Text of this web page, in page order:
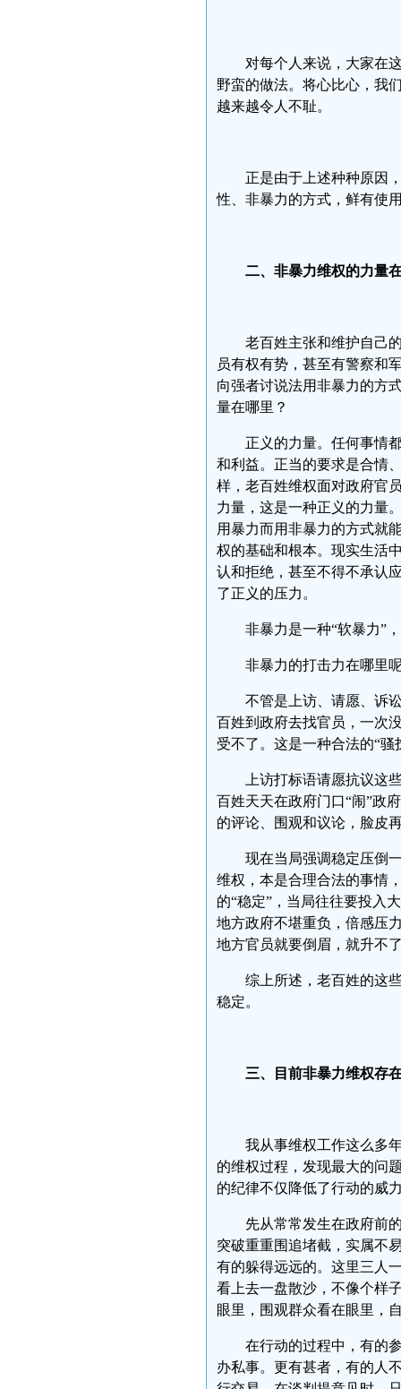
对每个人来说，大家在
野蛮的做法。将心比心，我
越来越令人不耻。
正是由于上述种种原因
性、非暴力的方式，鲜有使
二、非暴力维权的力量
老百姓主张和维护自己
员有权有势，甚至有警察和
向强者讨说法用非暴力的方
量在哪里？
正义的力量。任何事情
和利益。正当的要求是合情
样，老百姓维权面对政府官
力量，这是一种正义的力量
用暴力而用非暴力的方式就
权的基础和根本。现实生活
认和拒绝，甚至不得不承认
了正义的压力。
非暴力是一种“软暴力”
非暴力的打击力在哪里
不管是上访、请愿、诉
百姓到政府去找官员，一次
受不了。这是一种合法的“骚
上访打标语请愿抗议这
百姓天天在政府门口“闹”政
的评论、围观和议论，脸皮
现在当局强调稳定压倒
维权，本是合理合法的事情
的“稳定”，当局往往要投入
地方政府不堪重负，倍感压
地方官员就要倒眉，就升不
综上所述，老百姓的这
稳定。
三、目前非暴力维权存
我从事维权工作这么多
的维权过程，发现最大的问
的纪律不仅降低了行动的威
先从常常发生在政府前
突破重重围追堵截，实属不
有的躲得远远的。这里三人
看上去一盘散沙，不像个样
眼里，围观群众看在眼里，
在行动的过程中，有的
办私事。更有甚者，有的人